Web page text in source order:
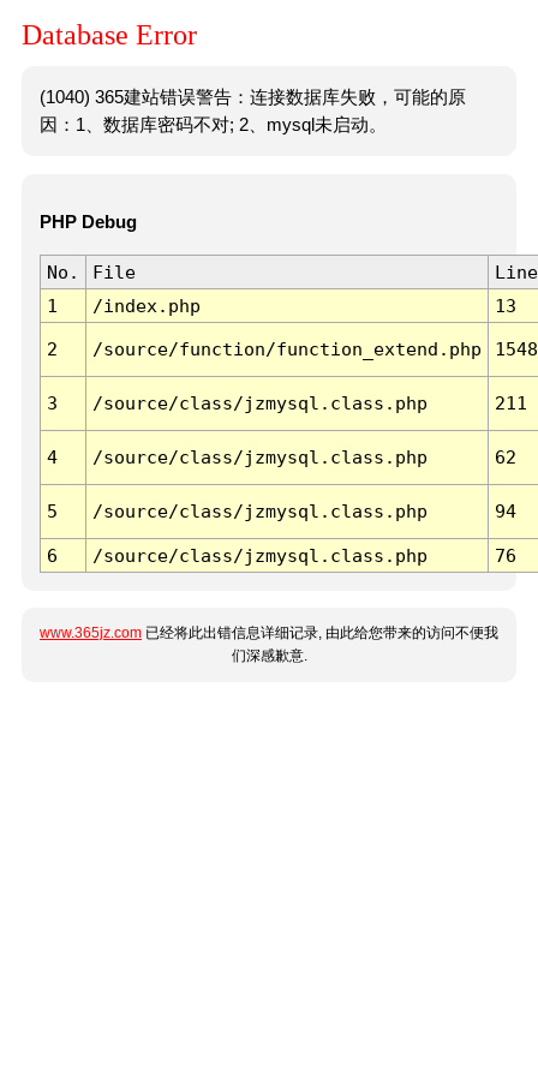
Database Error
(1040) 365建站错误警告：连接数据库失败，可能的原
因：1、数据库密码不对; 2、mysql未启动。
PHP Debug
No. File
Line
1
/index.php 13
2 /source/function/function_extend.php 1548
3 /source/class/jzmysql.class.php 211
4 /source/class/jzmysql.class.php 62
5 /source/class/jzmysql.class.php 94
6 /source/class/jzmysql.class.php 76
www.365jz.com 已经将此出错信息详细记录, 由此给您带来的访问不便我
们深感歉意.